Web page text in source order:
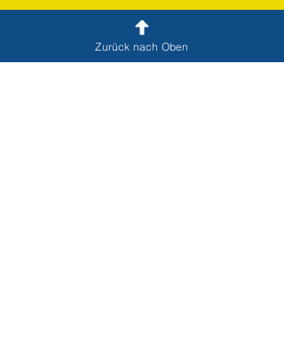
Zurück nach Oben